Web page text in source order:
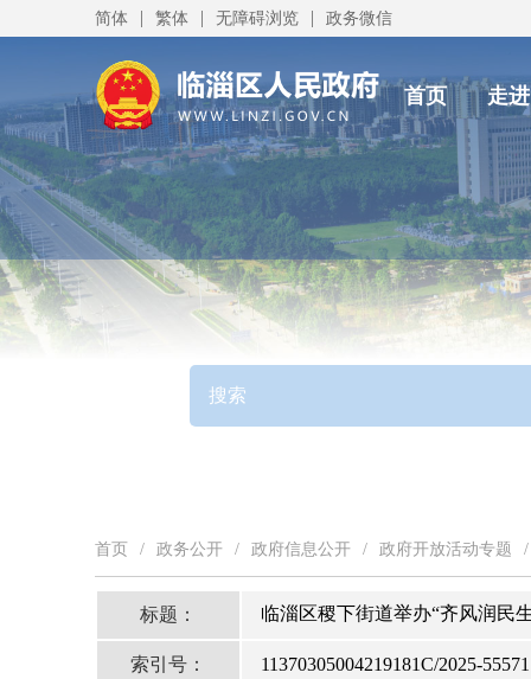
简体 | 繁体 | 无障碍浏览 | 政务微信
首页 走
首页 / 政务公开 / 政府信息公开 / 政府开放活动专题 /
标题： 临淄区稷下街道举办“齐风润民
索引号： 11370305004219181C/2025-